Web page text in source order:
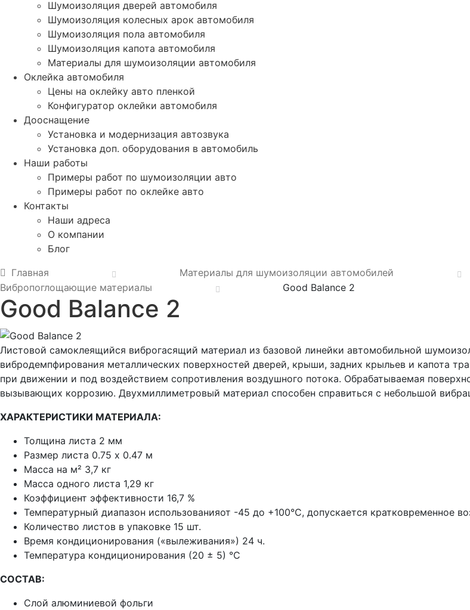
Шумоизоляция дверей автомобиля
Шумоизоляция колесных арок автомобиля
Шумоизоляция пола автомобиля
Шумоизоляция капота автомобиля
Материалы для шумоизоляции автомобиля
Оклейка автомобиля
Цены на оклейку авто пленкой
Конфигуратор оклейки автомобиля
Дооснащение
Установка и модернизация автозвука
Установка доп. оборудования в автомобиль
Наши работы
Примеры работ по шумоизоляции авто
Примеры работ по оклейке авто
Контакты
Наши адреса
О компании
Блог
Главная
Материалы для шумоизоляции автомобилей
Вибропоглощающие материалы
Good Balance 2
Good Balance 2
Листовой самоклеящийся виброгасящий материал из базовой линейки автомобильной
вибродемпфирования металлических поверхностей дверей, крыши, задних крыльев и капота
при движении и под воздействием сопротивления воздушного потока. Обрабатываемая
вызывающих коррозию. Двухмиллиметровый материал способен справиться с небольшой
ХАРАКТЕРИСТИКИ МАТЕРИАЛА:
Толщина листа 2 мм
Размер листа 0.75 x 0.47 м
Масса на м² 3,7 кг
Масса одного листа 1,29 кг
Коэффициент эффективности 16,7 %
Температурный диапазон использованияот -45 до +100°С, допускается кратковременное
Количество листов в упаковке 15 шт.
Время кондиционирования («вылеживания») 24 ч.
Температура кондиционирования (20 ± 5) °C
СОСТАВ:
Слой алюминиевой фольги